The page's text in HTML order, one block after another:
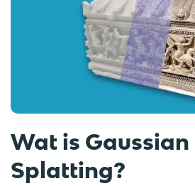
Wat is Gaussian
Splatting?